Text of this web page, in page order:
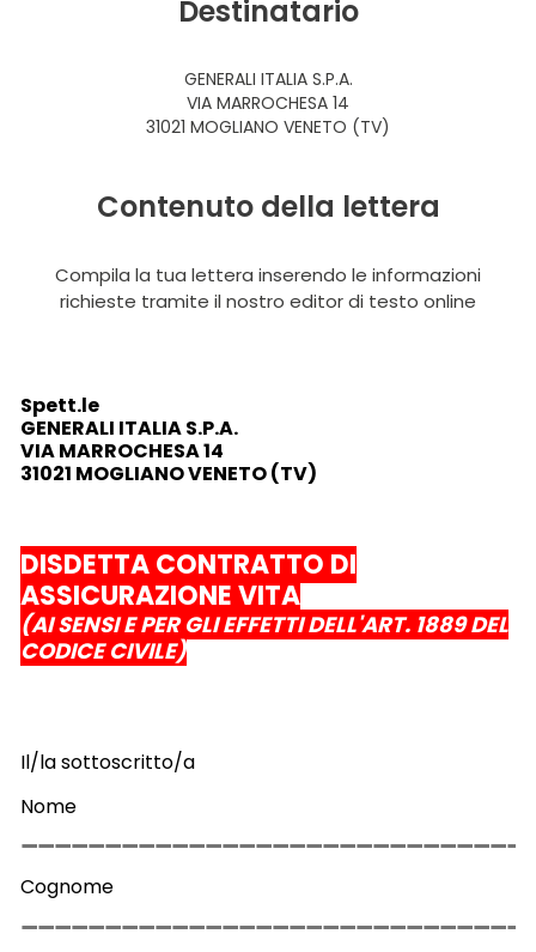
Destinatario
GENERALI ITALIA S.P.A.
VIA MARROCHESA 14
31021 MOGLIANO VENETO (TV)
Contenuto della lettera
Compila la tua lettera inserendo le informazioni
richieste tramite il nostro editor di testo online
Spett.le
GENERALI ITALIA S.P.A.
VIA MARROCHESA 14
31021 MOGLIANO VENETO (TV)
DISDETTA CONTRATTO DI
ASSICURAZIONE VITA
(AI SENSI E PER GLI EFFETTI DELL'ART. 1889 DEL
CODICE CIVILE)
Il/la sottoscritto/a
Nome
Cognome